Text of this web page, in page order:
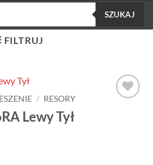
SZUKAJ
FILTRUJ
/ RESORY
Lewy Tył